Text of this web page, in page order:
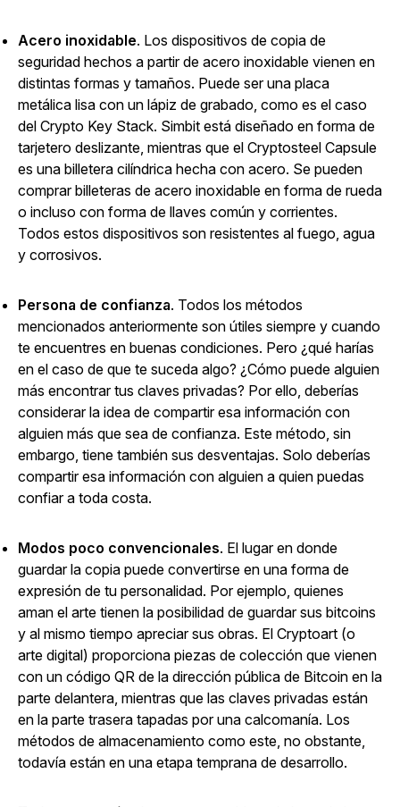
Acero inoxidable. Los dispositivos de copia de
seguridad hechos a partir de acero inoxidable vienen en
distintas formas y tamaños. Puede ser una placa
metálica lisa con un lápiz de grabado, como es el caso
del Crypto Key Stack. Simbit está diseñado en forma de
tarjetero deslizante, mientras que el Cryptosteel Capsule
es una billetera cilíndrica hecha con acero. Se pueden
comprar billeteras de acero inoxidable en forma de rueda
o incluso con forma de llaves común y corrientes.
Todos estos dispositivos son resistentes al fuego, agua
y corrosivos.
Persona de confianza. Todos los métodos
mencionados anteriormente son útiles siempre y cuando
te encuentres en buenas condiciones. Pero ¿qué harías
en el caso de que te suceda algo? ¿Cómo puede alguien
más encontrar tus claves privadas? Por ello, deberías
considerar la idea de compartir esa información con
alguien más que sea de confianza. Este método, sin
embargo, tiene también sus desventajas. Solo deberías
compartir esa información con alguien a quien puedas
confiar a toda costa.
Modos poco convencionales. El lugar en donde
guardar la copia puede convertirse en una forma de
expresión de tu personalidad. Por ejemplo, quienes
aman el arte tienen la posibilidad de guardar sus bitcoins
y al mismo tiempo apreciar sus obras. El Cryptoart (o
arte digital) proporciona piezas de colección que vienen
con un código QR de la dirección pública de Bitcoin en la
parte delantera, mientras que las claves privadas están
en la parte trasera tapadas por una calcomanía. Los
métodos de almacenamiento como este, no obstante,
todavía están en una etapa temprana de desarrollo.